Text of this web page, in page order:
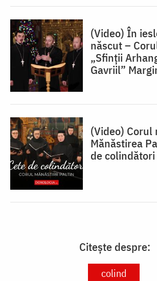
(Video) În
născut –
„Sfinții
Gavriil”
(Video)
Mănăstirea
de colindători
Citește despre:
colind